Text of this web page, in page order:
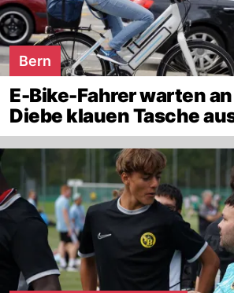
Bern
E-Bike-Fahrer warten
Diebe klauen Tasche